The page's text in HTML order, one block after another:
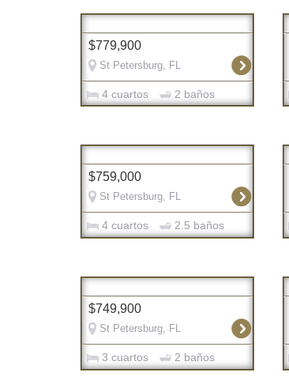
$779,900
St Petersburg, FL
4 cuartos 2 baños
$759,000
St Petersburg, FL
4 cuartos 2.5 baños
$749,900
St Petersburg, FL
3 cuartos 2 baños